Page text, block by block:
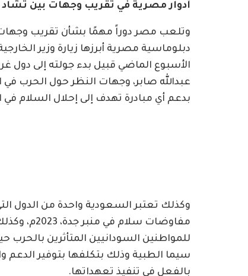
أدوار مصرية في تقريب وجهات بين تشاد
وتلعب مصر دوراً مهمًا بشأن تقريب
دبلوماسية مصرية أبرزها زيارة وزير
الأسبوع الماضي قبيل بدء جولته إلى دول
عبدالله صابر، وجهات النظر حول الحرب في
بدعم أي مبادرة تهدف إلى إحلال السلام في
وكذلك تعتبر السعودية واحدة من الدول
مفاوضات
للمواطنين السودانيين المتأثرين بالحرب
بالفعل في تنفيذ تعهداتها.